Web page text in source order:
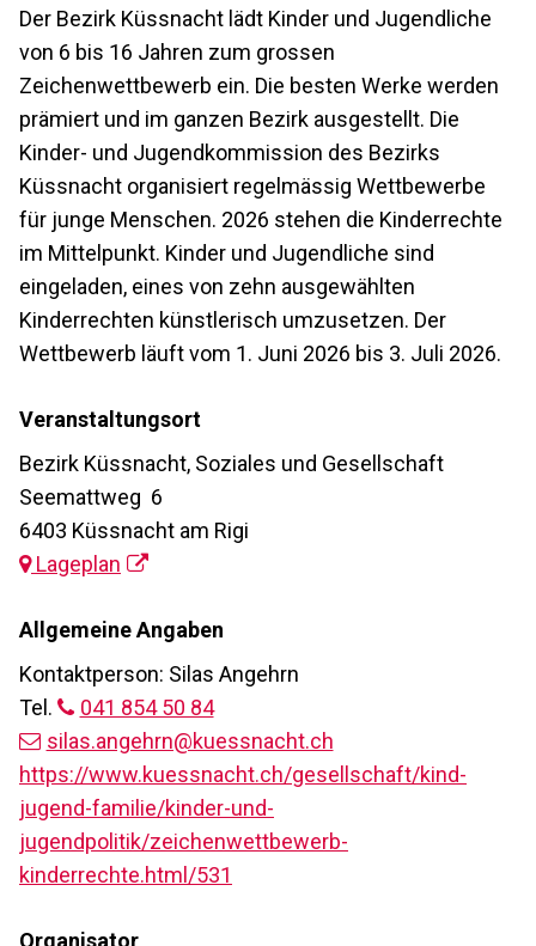
Der Bezirk Küssnacht lädt Kinder und Jugendliche
von 6 bis 16 Jahren zum grossen
Zeichenwettbewerb ein. Die besten Werke werden
prämiert und im ganzen Bezirk ausgestellt. Die
Kinder- und Jugendkommission des Bezirks
Küssnacht organisiert regelmässig Wettbewerbe
für junge Menschen. 2026 stehen die Kinderrechte
im Mittelpunkt. Kinder und Jugendliche sind
eingeladen, eines von zehn ausgewählten
Kinderrechten künstlerisch umzusetzen. Der
Wettbewerb läuft vom 1. Juni 2026 bis 3. Juli 2026.
Veranstaltungsort
Bezirk Küssnacht, Soziales und Gesellschaft
Seemattweg 6
6403 Küssnacht am Rigi
Lageplan
Allgemeine Angaben
Kontaktperson: Silas Angehrn
Tel.
041 854 50 84
silas.angehrn@kuessnacht.ch
https://www.kuessnacht.ch/gesellschaft/kind-
jugend-familie/kinder-und-
jugendpolitik/zeichenwettbewerb-
kinderrechte.html/531
Organisator